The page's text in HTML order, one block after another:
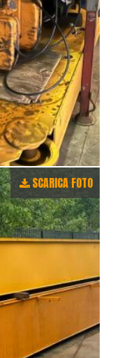
SCARICA FOTO